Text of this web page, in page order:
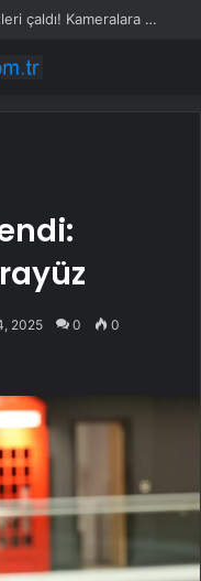
Yarı çıplak halde kapı önündeki sütleri çaldı! Kameralara yakalandı
2025 0 0